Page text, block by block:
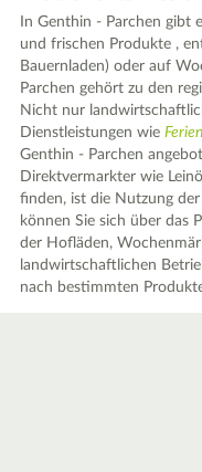
In Genthin - Parchen gibt
und frischen Produkte ,
Bauernladen) oder auf
Parchen gehört zu den
Nicht nur
Dienstleistungen wie
Genthin - Parchen
Direktvermarkter wie
finden, ist die Nutzung
können Sie sich über das
der Hofläden,
landwirtschaftlichen
nach bestimmten